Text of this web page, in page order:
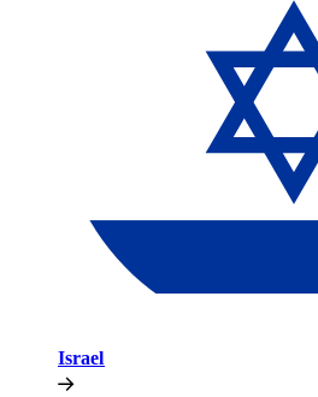
Israel​​